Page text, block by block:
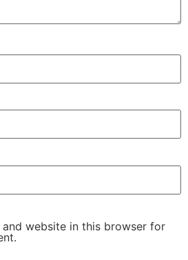
and website in this browser for